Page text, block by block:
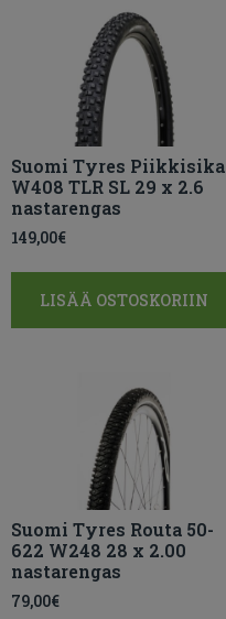
Suomi Tyres Piikkisika
W408 TLR SL 29 x 2.6
nastarengas
149,00€
LISÄÄ OSTOSKORIIN
Suomi Tyres Routa 50-
622 W248 28 x 2.00
nastarengas
79,00€